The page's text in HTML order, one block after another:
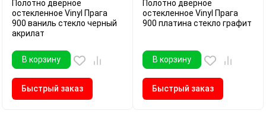
Полотно дверное
остекленное Vinyl Прага
900 ваниль стекло черный
акрилат
В корзину
Быстрый заказ
Полотно дверное
остекленное Vinyl Прага
900 платина стекло графит
В корзину
Быстрый заказ